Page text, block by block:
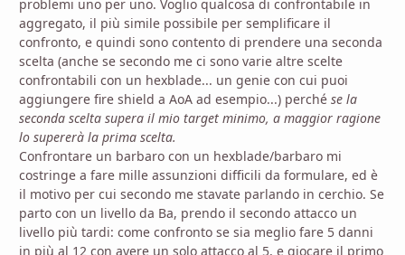
problemi uno per uno. Voglio qualcosa di confrontabile in
aggregato, il più simile possibile per semplificare il
confronto, e quindi sono contento di prendere una seconda
scelta (anche se secondo me ci sono varie altre scelte
confrontabili con un hexblade... un genie con cui puoi
aggiungere fire shield a AoA ad esempio...) perché se la
seconda scelta supera il mio target minimo, a maggior ragione
lo supererà la prima scelta.
Confrontare un barbaro con un hexblade/barbaro mi
costringe a fare mille assunzioni difficili da formulare, ed è
il motivo per cui secondo me stavate parlando in cerchio. Se
parto con un livello da Ba, prendo il secondo attacco un
livello più tardi: come confronto se sia meglio fare 5 danni
in più al 12 con avere un solo attacco al 5, e giocare il primo